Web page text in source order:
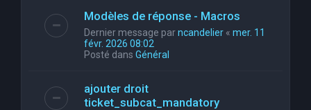
Modèles de réponse - Macros
Dernier message parncandelier « mer. 11
févr. 2026 08:02
Posté dans Général
ajouter droit
ticket_subcat_mandatory